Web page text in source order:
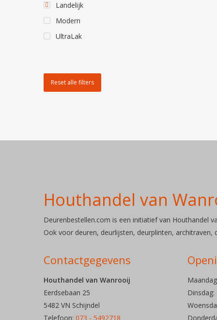
Landelijk
Modern
UltraLak
Reset alle filters
Houthandel van
Deurenbestellen.com is een initiatief van Houthandel
Ook voor deuren, deurlijsten, deurplinten, architraven,
Contactgegevens
Houthandel van Wanrooij
Eerdsebaan 25
5482 VN Schijndel
Telefoon: 073 - 5492718